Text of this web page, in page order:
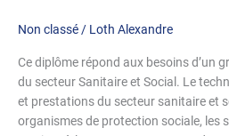
Non classé / Loth Alexandre
Ce diplôme répond aux besoins d’un
du secteur Sanitaire et Social. Le
et prestations du secteur sanitaire et
organismes de protection sociale, les
de
Sanitaires
et
Social